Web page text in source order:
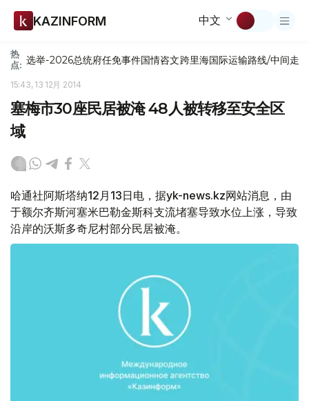
KAZINFORM 中文
热
点: 选举-2026总统府任免事件国情咨文跨里海国际运输路线/中间走廊
15:43, 13 12月 2014
塞梅市30座民居被淹 48人被转移至安全区
域
哈通社阿斯塔纳12月13日电，据yk-news.kz网站消息，由
于额尔齐斯河塞米巴勒金斯科支流堵塞导致水位上涨，导致
沿岸的沃斯多奇尼村部分民居被淹。